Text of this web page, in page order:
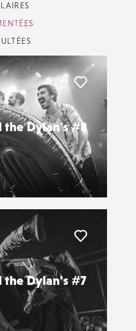
the Dylan's #8
the Dylan's #7